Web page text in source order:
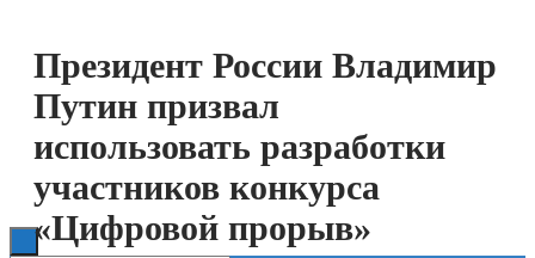
Технологии
Книги
Президент России Владимир
Путин призвал
использовать разработки
участников конкурса
«Цифровой прорыв»